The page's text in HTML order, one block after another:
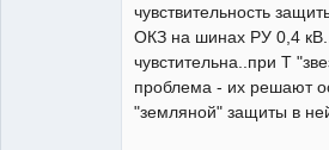
чувствительность
ОКЗ на шинах РУ 0,4
чувстительна..при Т
проблема - их решают
"земляной" защиты в